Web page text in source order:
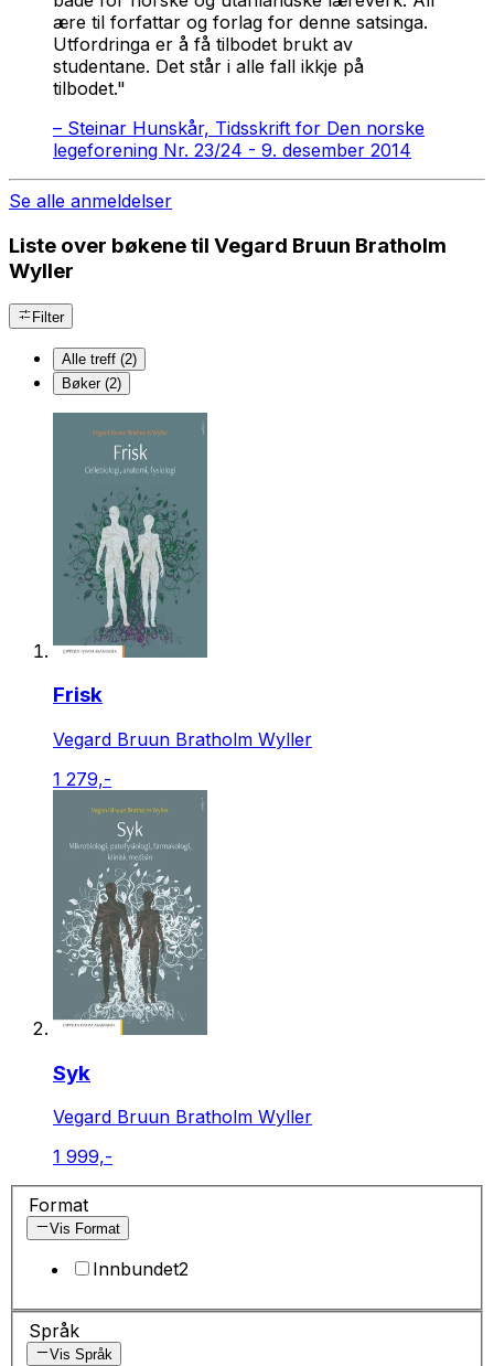
ære til forfattar og forlag for denne satsinga.
Utfordringa er å få tilbodet brukt av
studentane. Det står i alle fall ikkje på
tilbodet."
– Steinar Hunskår, Tidsskrift for Den norske
legeforening Nr. 23/24 - 9. desember 2014
Se alle anmeldelser
Liste over bøkene til Vegard Bruun Bratholm
Wyller
Filter
Alle treff (2)
Bøker (2)
Frisk
Vegard Bruun Bratholm Wyller
1 279,-
Syk
Vegard Bruun Bratholm Wyller
1 999,-
Format
Vis Format
Innbundet2
Språk
Vis Språk